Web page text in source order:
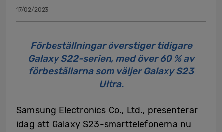
17/02/2023
Förbeställningar överstiger tidigare
Galaxy S22-serien, med över 60 % av
förbeställarna som väljer Galaxy S23
Ultra.
Samsung Electronics Co., Ltd., presenterar
idag att Galaxy S23-smarttelefonerna nu